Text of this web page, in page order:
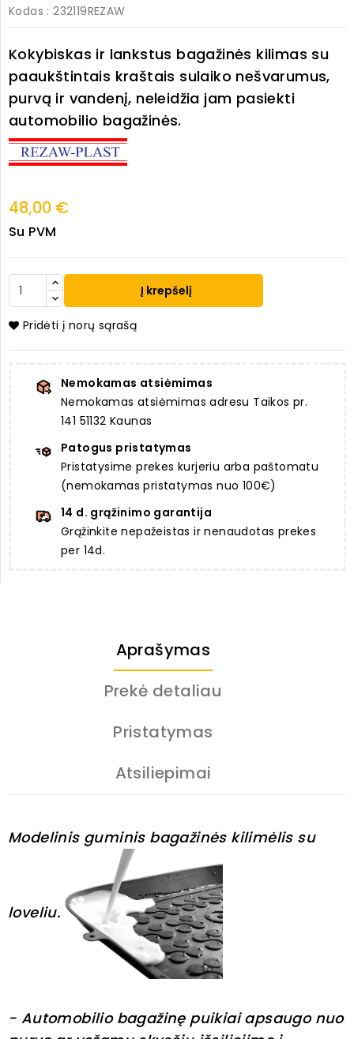
Kodas : 232119REZAW
Kokybiskas ir lankstus bagažinės kilimas su
paaukštintais kraštais sulaiko nešvarumus,
purvą ir vandenį, neleidžia jam pasiekti
automobilio bagažinės.
48,00 €
Su PVM
Į krepšelį
Pridėti į norų sąrašą
Nemokamas atsiėmimas
Nemokamas atsiėmimas adresu Taikos pr.
141 51132 Kaunas
Patogus pristatymas
Pristatysime prekes kurjeriu arba paštomatu
(nemokamas pristatymas nuo 100€)
14 d. grąžinimo garantija
Grąžinkite nepažeistas ir nenaudotas prekes
per 14d.
Aprašymas
Prekė detaliau
Pristatymas
Atsiliepimai
Modelinis guminis bagažinės kilimėlis su
loveliu.
- Automobilio bagažinę puikiai apsaugo nuo